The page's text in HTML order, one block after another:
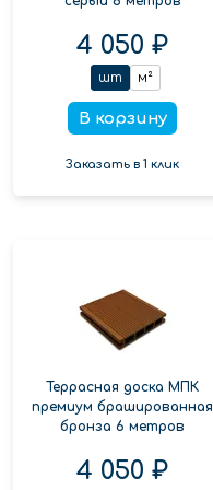
4 050 ₽
шт м²
В корзину
Заказать в 1 клик
Террасная доска МПК
премиум брашированная
бронза 6 метров
4 050 ₽